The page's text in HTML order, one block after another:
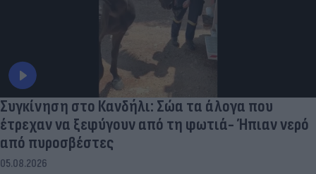
Συγκίνηση στο Κανδήλι: Σώα τα άλογα που
έτρεχαν να ξεφύγουν από τη φωτιά- Ήπιαν νερό
από πυροσβέστες
05.08.2026